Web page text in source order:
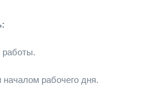
началом рабочего дня.